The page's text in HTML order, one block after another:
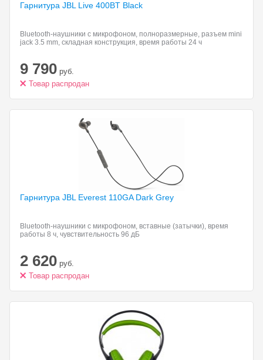
Гарнитура JBL Live 400BT Black
Bluetooth-наушники с микрофоном, полноразмерные, разъем mini
jack 3.5 mm, складная конструкция, время работы 24 ч
9 790 руб.
Товар распродан
Гарнитура JBL Everest 110GA Dark Grey
Bluetooth-наушники с микрофоном, вставные (затычки), время
работы 8 ч, чувствительность 96 дБ
2 620 руб.
Товар распродан